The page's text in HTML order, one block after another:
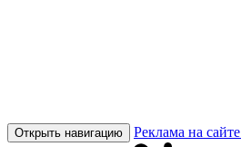
Открыть навигацию Реклама на сайте